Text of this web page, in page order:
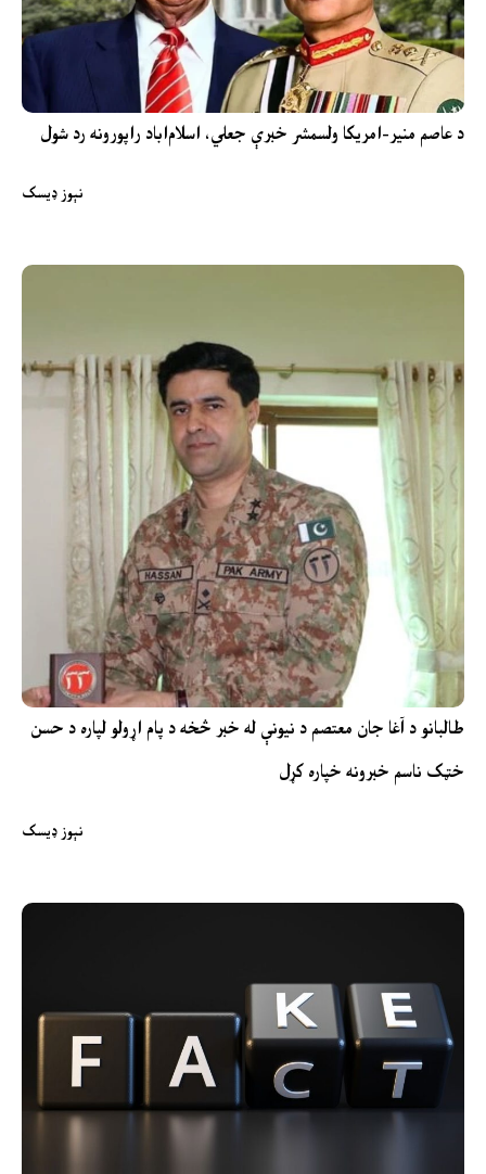
د عاصم منیر-امریکا ولسمشر خبرې جعلي، اسلام‌اباد راپورونه رد شول
نېوز ډیسک
طالبانو د آغا جان معتصم د نیونې له خبر څخه د پام اړولو لپاره د حسن
خټک ناسم خبرونه خپاره کړل
نېوز ډیسک